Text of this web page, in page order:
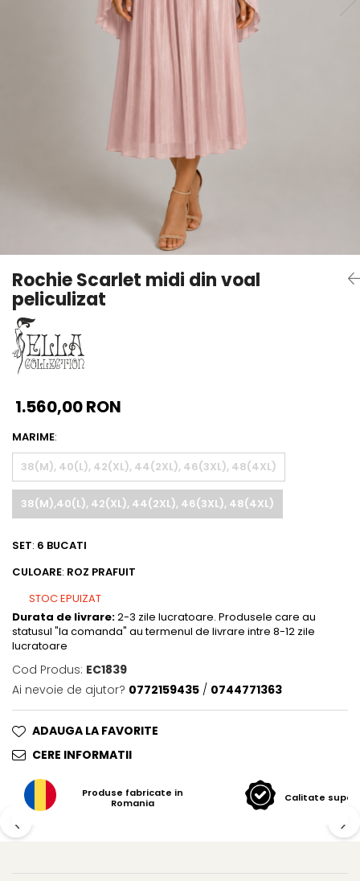
Rochie Scarlet midi din voal
peliculizat
1.560,00 RON
MARIME:
38(M), 40(L), 42(XL), 44(2XL), 46(3XL), 48(4XL)
38(M),40(L), 42(XL), 44(2XL), 46(3XL), 48(4XL)
SET: 6 BUCATI
CULOARE: ROZ PRAFUIT
STOC EPUIZAT
Durata de livrare:2-3 zile lucratoare. Produsele care au
statusul "la comanda" au termenul de livrare intre 8-12 zile
lucratoare
Cod Produs: EC1839
Ai nevoie de ajutor? 0772159435 / 0744771363
ADAUGA LA FAVORITE
CERE INFORMATII
Produse fabricate in
Romania
Calitate